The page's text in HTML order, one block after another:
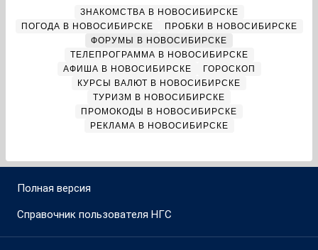
ЗНАКОМСТВА В НОВОСИБИРСКЕ
ПОГОДА В НОВОСИБИРСКЕ
ПРОБКИ В НОВОСИБИРСКЕ
ФОРУМЫ В НОВОСИБИРСКЕ
ТЕЛЕПРОГРАММА В НОВОСИБИРСКЕ
АФИША В НОВОСИБИРСКЕ
ГОРОСКОП
КУРСЫ ВАЛЮТ В НОВОСИБИРСКЕ
ТУРИЗМ В НОВОСИБИРСКЕ
ПРОМОКОДЫ В НОВОСИБИРСКЕ
РЕКЛАМА В НОВОСИБИРСКЕ
Полная версия
Справочник пользователя НГС